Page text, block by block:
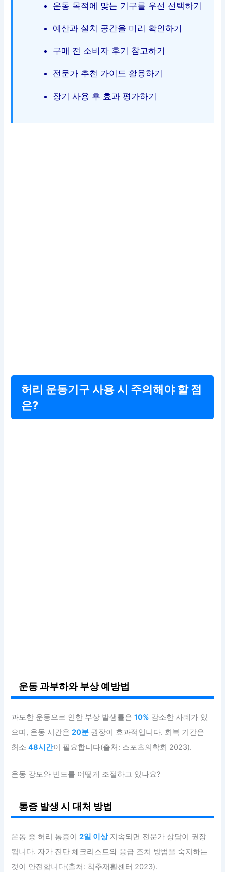
운동 목적에 맞는 기구를 우선 선택하기
예산과 설치 공간을 미리 확인하기
구매 전 소비자 후기 참고하기
전문가 추천 가이드 활용하기
장기 사용 후 효과 평가하기
허리 운동기구 사용 시 주의해야 할 점
은?
운동 과부하와 부상 예방법
과도한 운동으로 인한 부상 발생률은10% 감소한 사례가 있
으며, 운동 시간은20분 권장이 효과적입니다. 회복 기간은
최소48시간이 필요합니다(출처: 스포츠의학회 2023).
운동 강도와 빈도를 어떻게 조절하고 있나요?
통증 발생 시 대처 방법
운동 중 허리 통증이2일 이상지속되면 전문가 상담이 권장
됩니다. 자가 진단 체크리스트와 응급 조치 방법을 숙지하는
것이 안전합니다(출처: 척추재활센터 2023).